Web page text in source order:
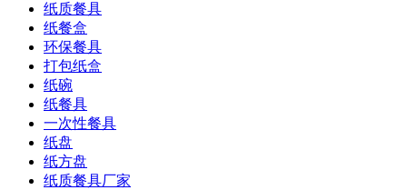
纸质餐具
纸餐盒
环保餐具
打包纸盒
纸碗
纸餐具
一次性餐具
纸盘
纸方盘
纸质餐具厂家